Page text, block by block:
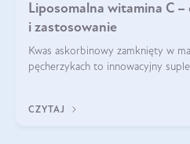
Liposomalna witamina C –
i zastosowanie
Kwas askorbinowy zamknięty w
pęcherzykach to innowacyjny
CZYTAJ